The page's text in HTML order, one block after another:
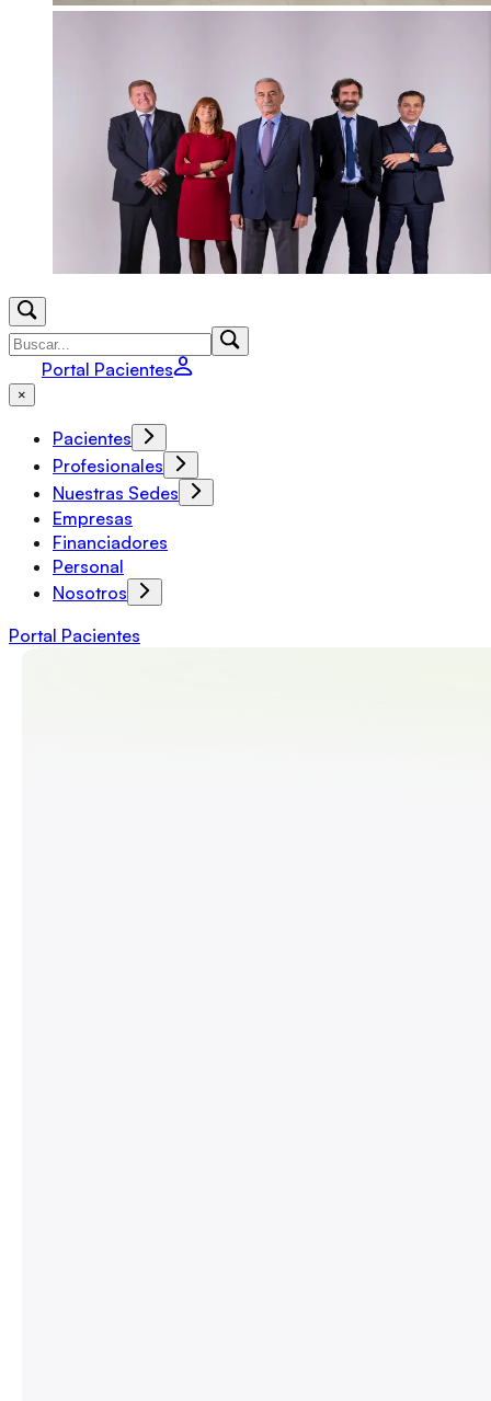
Portal Pacientes
×
Pacientes
Profesionales
Nuestras Sedes
Empresas
Financiadores
Personal
Nosotros
Portal Pacientes